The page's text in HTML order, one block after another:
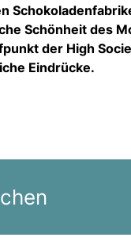
Schönheit des
der High
Eindrücke.